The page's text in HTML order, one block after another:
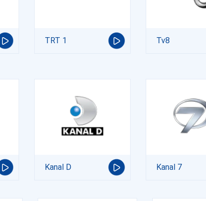
TRT 1 Tv8
Kanal D Kanal 7